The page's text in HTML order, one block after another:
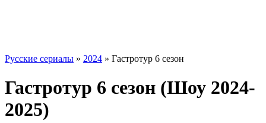
Русские сериалы » 2024 » Гастротур 6 сезон
Гастротур 6 сезон (Шоу 2024-
2025)